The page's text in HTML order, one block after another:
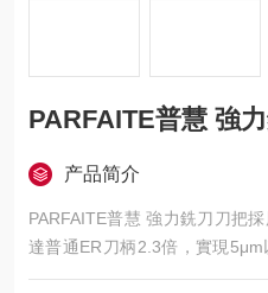
PARFAITE普慧 強
产品简介
PARFAITE普慧 強力銑刀刀把
達普通ER刀柄2.3倍，實現5μm
與高效精加工需求設計，可顯